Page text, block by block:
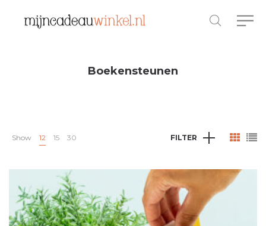
Boekensteunen
Show 12 15 30 FILTER